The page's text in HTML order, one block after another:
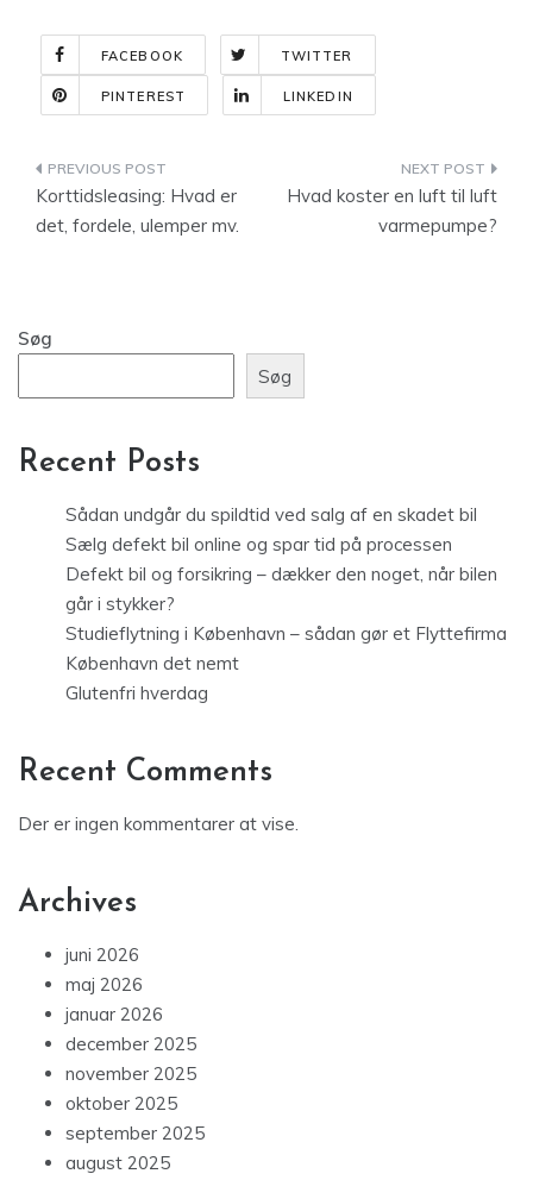
FACEBOOK TWITTER
PINTEREST LINKEDIN
Indlægsnavigation
Korttidsleasing: Hvad er
det, fordele, ulemper mv.
Hvad koster en luft til luft
varmepumpe?
Søg
Søg
Recent Posts
Sådan undgår du spildtid ved salg af en skadet bil
Sælg defekt bil online og spar tid på processen
Defekt bil og forsikring – dækker den noget, når bilen
går i stykker?
Studieflytning i København – sådan gør et Flyttefirma
København det nemt
Glutenfri hverdag
Recent Comments
Der er ingen kommentarer at vise.
Archives
juni 2026
maj 2026
januar 2026
december 2025
november 2025
oktober 2025
september 2025
august 2025